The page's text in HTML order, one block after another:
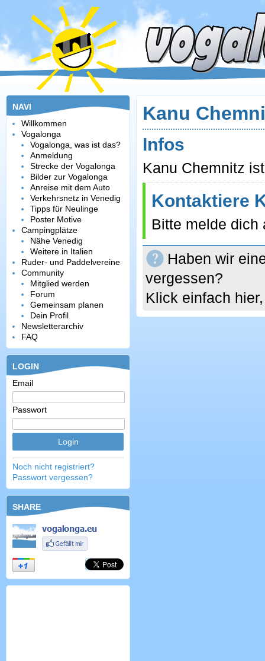
NAVI
Willkommen
Vogalonga
Vogalonga, was ist das?
Anmeldung
Strecke der Vogalonga
Bilder zur Vogalonga
Anreise mit dem Auto
Verkehrsnetz in Venedig
Tipps für Neulinge
Poster Motive
Campingplätze
Nähe Venedig
Weitere in Italien
Ruder- und Paddelvereine
Community
Mitglied werden
Forum
Gemeinsam planen
Dein Profil
Newsletterarchiv
FAQ
LOGIN
Email
Passwort
Noch nicht registriert?
Passwort vergessen?
SHARE
Kanu
Infos
Kanu Chemnitz
Kontaktiere
Bitte melde dich
Haben wir
vergessen?
Klick einfach